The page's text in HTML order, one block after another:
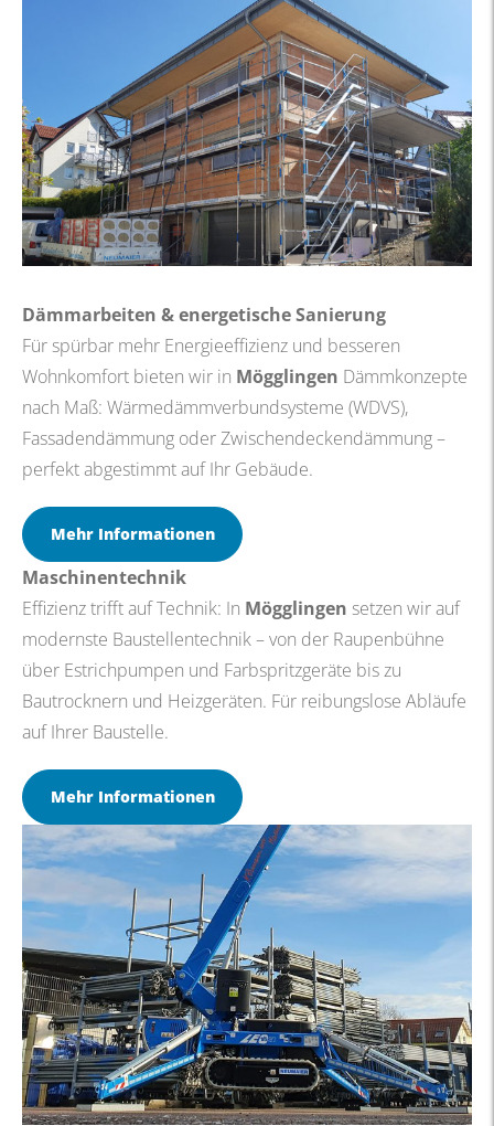
Dämmarbeiten & energetische Sanierung
Für spürbar mehr Energieeffizienz und besseren
Wohnkomfort bieten wir in Mögglingen Dämmkonzepte
nach Maß: Wärmedämmverbundsysteme (WDVS),
Fassadendämmung oder Zwischendeckendämmung –
perfekt abgestimmt auf Ihr Gebäude.
Mehr Informationen
Maschinentechnik
Effizienz trifft auf Technik: In Mögglingen setzen wir auf
modernste Baustellentechnik – von der Raupenbühne
über Estrichpumpen und Farbspritzgeräte bis zu
Bautrocknern und Heizgeräten. Für reibungslose Abläufe
auf Ihrer Baustelle.
Mehr Informationen